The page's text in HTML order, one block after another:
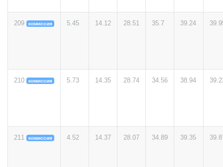
209 комиссия 5.45 14.12 28.51 35.7 39.24
210 комиссия 5.73 14.35 28.74 34.56 38.94
211 комиссия 4.52 14.37 28.07 34.89 39.35